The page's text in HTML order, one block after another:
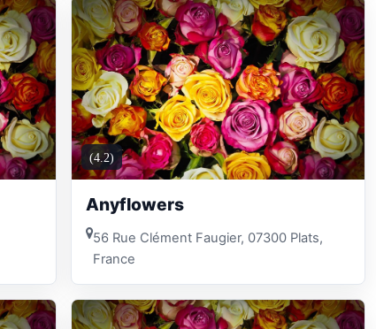
(4.2)
Anyflowers
56 Rue Clément Faugier, 07300 Plats,
France